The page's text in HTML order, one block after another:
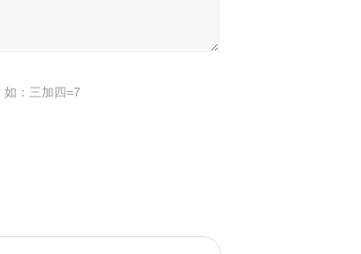
如：三加四=7